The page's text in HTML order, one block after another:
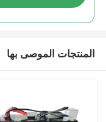
المنتجات الموصى بها